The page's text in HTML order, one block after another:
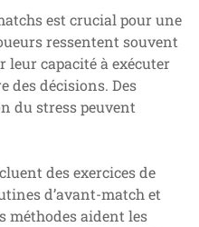
est crucial pour une
ressentent souvent
leur capacité à exécuter
des décisions. Des
du stress peuvent
des exercices de
d’avant-match et
méthodes aident les